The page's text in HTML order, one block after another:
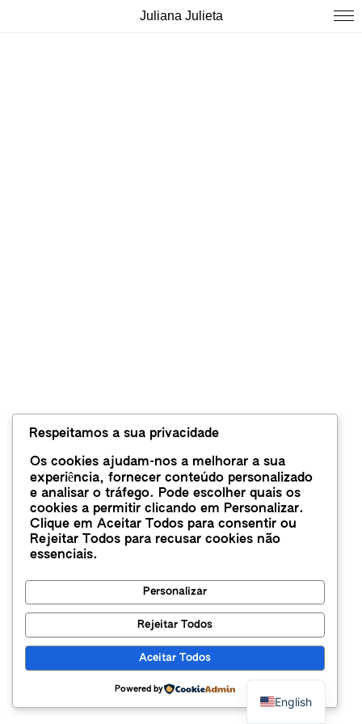
Juliana Julieta
Respeitamos a sua privacidade
Os cookies ajudam-nos a melhorar a sua
experiência, fornecer conteúdo personalizado
e analisar o tráfego. Pode escolher quais os
cookies a permitir clicando em Personalizar.
Clique em Aceitar Todos para consentir ou
Rejeitar Todos para recusar cookies não
essenciais.
Personalizar
Rejeitar Todos
Aceitar Todos
Powered by
English